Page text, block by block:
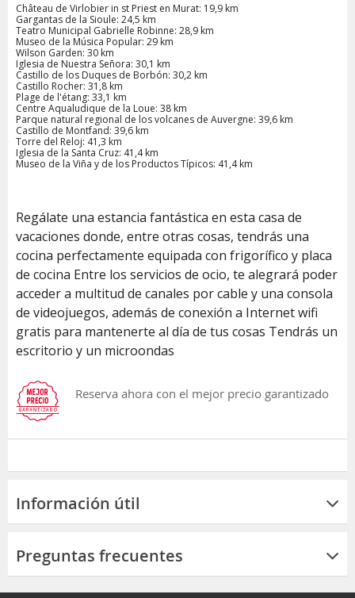
Château de Virlobier in st Priest en Murat: 19,9 km
Gargantas de la Sioule: 24,5 km
Teatro Municipal Gabrielle Robinne: 28,9 km
Museo de la Música Popular: 29 km
Wilson Garden: 30 km
Iglesia de Nuestra Señora: 30,1 km
Castillo de los Duques de Borbón: 30,2 km
Castillo Rocher: 31,8 km
Plage de l'étang: 33,1 km
Centre Aqualudique de la Loue: 38 km
Parque natural regional de los volcanes de Auvergne: 39,6 km
Castillo de Montfand: 39,6 km
Torre del Reloj: 41,3 km
Iglesia de la Santa Cruz: 41,4 km
Museo de la Viña y de los Productos Típicos: 41,4 km
Regálate una estancia fantástica en esta casa de
vacaciones donde, entre otras cosas, tendrás una
cocina perfectamente equipada con frigorífico y placa
de cocina Entre los servicios de ocio, te alegrará poder
acceder a multitud de canales por cable y una consola
de videojuegos, además de conexión a Internet wifi
gratis para mantenerte al día de tus cosas Tendrás un
escritorio y un microondas
Reserva ahora con el mejor precio garantizado
Información útil
Preguntas frecuentes